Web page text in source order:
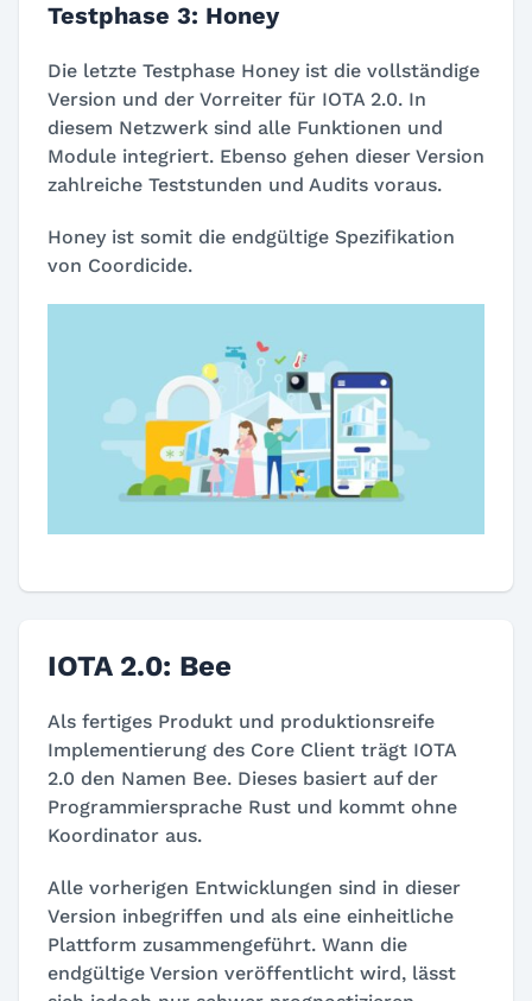
Testphase 3: Honey
Die letzte Testphase Honey ist die vollständige
Version und der Vorreiter für IOTA 2.0. In
diesem Netzwerk sind alle Funktionen und
Module integriert. Ebenso gehen dieser Version
zahlreiche Teststunden und Audits voraus.
Honey ist somit die endgültige Spezifikation
von Coordicide.
IOTA 2.0: Bee
Als fertiges Produkt und produktionsreife
Implementierung des Core Client trägt IOTA
2.0 den Namen Bee. Dieses basiert auf der
Programmiersprache Rust und kommt ohne
Koordinator aus.
Alle vorherigen Entwicklungen sind in dieser
Version inbegriffen und als eine einheitliche
Plattform zusammengeführt. Wann die
endgültige Version veröffentlicht wird, lässt